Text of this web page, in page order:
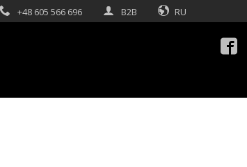
+48 605 566 696 B2B RU
